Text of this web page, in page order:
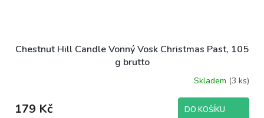
Chestnut Hill Candle Vonný Vosk Christmas Past, 105
g brutto
Skladem (3 ks)
179 Kč DO KOŠÍKU